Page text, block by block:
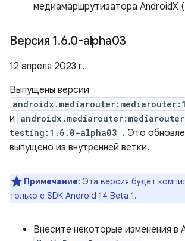
медиамаршрутизатора AndroidX (
Версия 1.6.0-alpha03
12 апреля 2023 г.
Выпущены версии
и
testing:1.6.0-alpha03 . Это
выпущено из внутренней ветки.
Примечание: Эта версия будет
только с SDK Android 14 Beta 1.
Внесите некоторые изменения в